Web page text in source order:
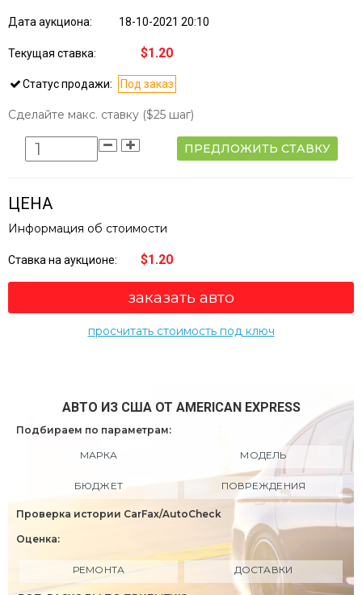
Дата аукциона: 18-10-2021 20:10
Текущая ставка: $1.20
Статус продажи: Под заказ
Сделайте макс. ставку ($25 шаг)
ПРЕДЛОЖИТЬ СТАВКУ
ЦЕНА
Информация об стоимости
Ставка на аукционе: $1.20
заказать авто
просчитать стоимость под ключ
АВТО ИЗ США ОТ AMERICAN EXPRESS
Подбираем по параметрам:
МАРКА МОДЕЛЬ
БЮДЖЕТ ПОВРЕЖДЕНИЯ
Проверка истории CarFax/AutoCheck
Оценка:
РЕМОНТА ДОСТАВКИ